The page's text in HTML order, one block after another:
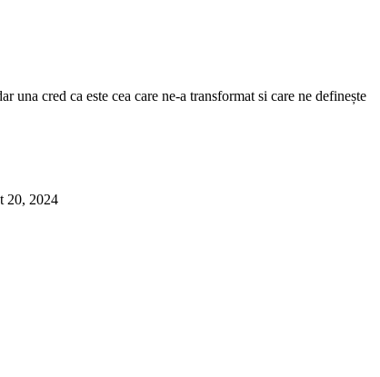
cred ca este cea care ne-a transformat si care ne definește
20, 2024